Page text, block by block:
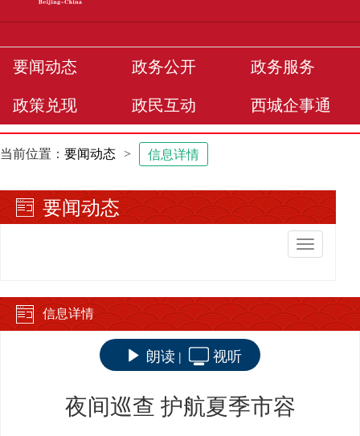
要闻动态 政务公开 政务服务
政策兑现 政民互动 西城企事通
当前位置： 要闻动态 > 信息详情
要闻动态
切
换
航
信息详情
朗读 | 视听
夜间巡查 护航夏季市容